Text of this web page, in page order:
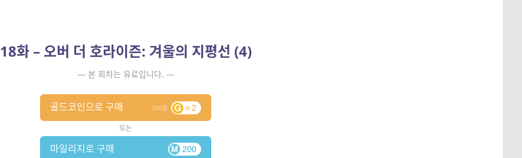
18화 – 오버 더 호라이즌: 겨울의 지평선 (4)
— 본 회차는 유료입니다. —
200 2
골드코인으로 구매
또는
200
마일리지로 구매